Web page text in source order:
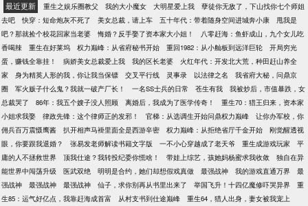
最近更新 重生之娱乐圈教父 我的大小魔女 大明星爱上我
孽徒你无敌了，下山找你七个师姐
去吧
快穿：短命炮灰不死了 美女总裁，请上车 五十年代：带着随身空间进城奔小康
甩我是
吧？那就捡个校花回家当老婆
悔婚？反手娶了资本家大小姐！
八零赶海：鱼虾成山，九个女儿吃
香喝辣
重生在好莱坞 权力巅峰：从省府秘书开始 重回1982：从小舢板到远洋巨轮
开局穷光
蛋，赚钱全靠挂！
病娇美女总裁爱上我 我的区长老婆
火红年代：开发北大荒，种田赶山养全
家
身为精英人形的我，你让我当保镖 交叉平行线 灵事录 以法律之名
我省府大秘，问鼎京
圈
军火贩子什么鬼？我就一破产厂长！ 一名SS士兵的日常 苍生有我
我被炒后，市值暴跌，女
总裁哭了
86年：我五个嫂子没人照顾 离婚后，我成为了医学传奇！
重生70：猎王归来，资本家
小姐求我娶
律政先锋：这个律师正的发邪！ 官梯：从选调生开始问鼎权力巅峰
让你办军校，你
佣兵百万震慑鹰酱
扒开相声马褂里面全是西游辛密 权力巅峰：从拒绝省厅千金开始
刚觉醒透视
眼，你要跟我退婚？
张易发老师解读书籍文字版 一不小心穿越成了老天爷 重生成游戏玩家
平
庸的人不拯救世界
顶我仕途？我转投纪委你慌啥！ 带娃上综艺，孩她妈杨蜜求我收敛
独自在异
能世界中闯荡升级
医武双绝 明明是合约，她们却想假戏真做 最强战神 我的游戏直通万界
最
强战神
最强战神 最强战神 仙子，求你别再从书里出来了 举国飞升！十四亿魔修吓哭异界
重
生85：运气好亿点，我靠赶海成首富
从村支书到仕途巅峰
重生64，猎人出身，妻女被我宠上